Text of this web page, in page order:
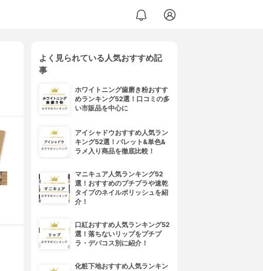
よく見られている人気おすすめ記
事
ホワイトニング歯磨き粉おすす
めランキング52選！口コミの多
い市販品を中心に
アイシャドウおすすめ人気ラン
キング52選！パレット&単色&
ラメ入り商品を徹底比較！
マニキュア人気ランキング52
選！おすすめのプチプラや速乾
タイプのネイルポリッシュを紹
介！
口紅おすすめ人気ランキング52
選！落ちないリップをプチプ
ラ・デパコス別に紹介！
化粧下地おすすめ人気ランキン